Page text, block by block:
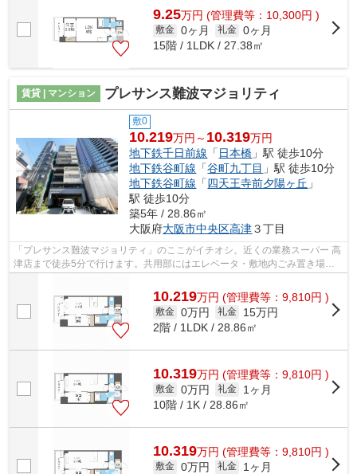
9.25万円 (管理費等：10,300円 )
敷金 0ヶ月 礼金 0ヶ月
15階 / 1LDK / 27.38㎡
賃貸 | マンション プレサンス難波マジョリティ
敷0
10.219万円～ 10.319万円
地下鉄千日前線 「 日本橋 」駅 徒歩10分
地下鉄谷町線 「谷町九丁目 」駅 徒歩10分
地下鉄谷町線 「四天王寺前夕陽ヶ丘 」
駅 徒歩10分
築5年 / 28.86㎡
大阪府大阪市中央区高津３丁目
「プレサンス難波マジョリティ」のここがイチオシ。近くの業務スーパー 高
津店まで徒歩5分で行けます。共用部にはエレベータ・敷地内ごみ置き場な
10.219万円 (管理費等：9,810円 )
敷金 0万円 礼金
15万円
2階 / 1LDK / 28.86㎡
10.319万円 (管理費等：9,810円 )
敷金 0万円 礼金
1ヶ月
10階 / 1K / 28.86㎡
10.319万円 (管理費等：9,810円 )
敷金 0万円 礼金
1ヶ月